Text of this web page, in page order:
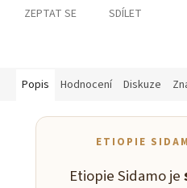
ZEPTAT SE SDÍLET
Popis Hodnocení Diskuze
ETIOPIE
Etiopie Sidamo je